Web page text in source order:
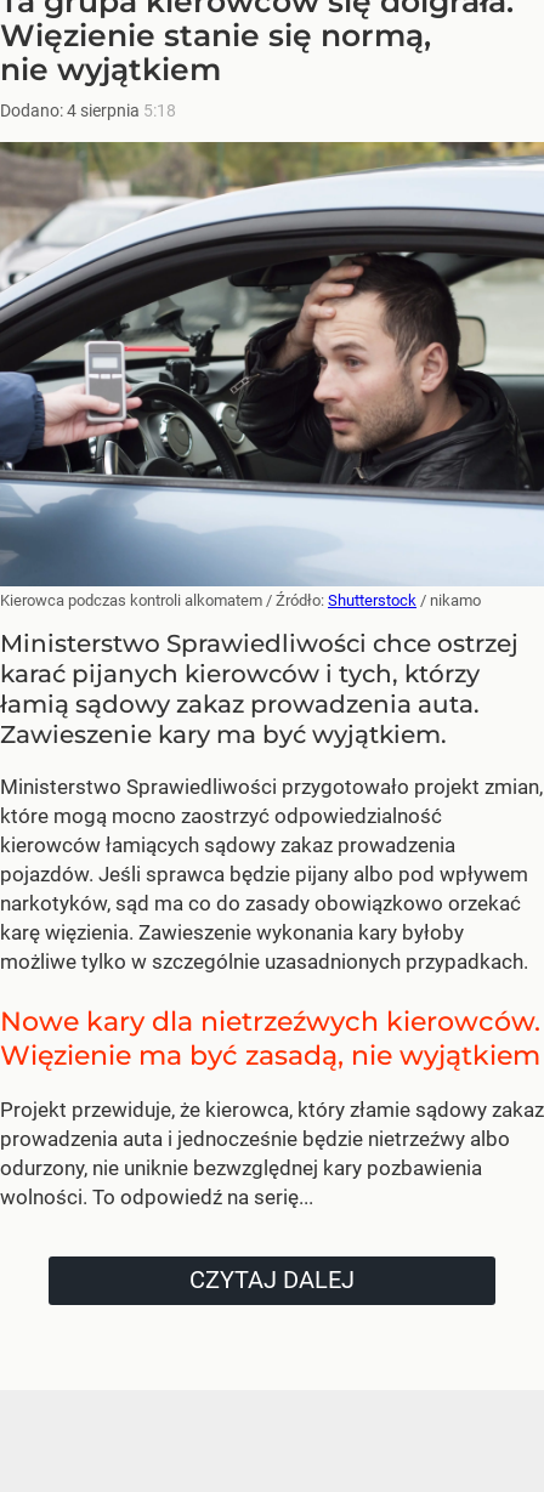
Więzienie stanie się normą,
nie wyjątkiem
Dodano:4 sierpnia 5:18
Kierowca podczas kontroli alkomatem / Źródło: Shutterstock / nikamo
Ministerstwo Sprawiedliwości chce ostrzej
karać pijanych kierowców i tych, którzy
łamią sądowy zakaz prowadzenia auta.
Zawieszenie kary ma być wyjątkiem.
Ministerstwo Sprawiedliwości przygotowało projekt zmian,
które mogą mocno zaostrzyć odpowiedzialność
kierowców łamiących sądowy zakaz prowadzenia
pojazdów. Jeśli sprawca będzie pijany albo pod wpływem
narkotyków, sąd ma co do zasady obowiązkowo orzekać
karę więzienia. Zawieszenie wykonania kary byłoby
możliwe tylko w szczególnie uzasadnionych przypadkach.
Nowe kary dla nietrzeźwych kierowców.
Więzienie ma być zasadą, nie wyjątkiem
Projekt przewiduje, że kierowca, który złamie sądowy zakaz
prowadzenia auta i jednocześnie będzie nietrzeźwy albo
odurzony, nie uniknie bezwzględnej kary pozbawienia
wolności. To odpowiedź na serię...
CZYTAJ DALEJ